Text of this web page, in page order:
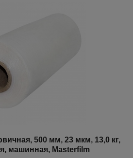
500 мм, 23 мкм, 13,0 кг,
машинная, Masterfilm